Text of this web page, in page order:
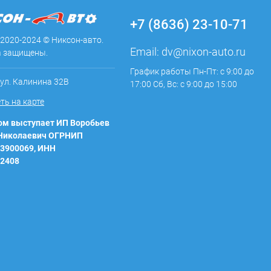
2024 © Никсон-авто.
защищены.
Калинина 32В
на карте
выступает ИП Воробьев
ОГРНИП
ИНН
+7 (8636) 23-10-71
Email: dv@nixon-auto.ru
График работы Пн-Пт: с 9:00 до
17:00 Сб, Вс: с 9:00 до 15:00